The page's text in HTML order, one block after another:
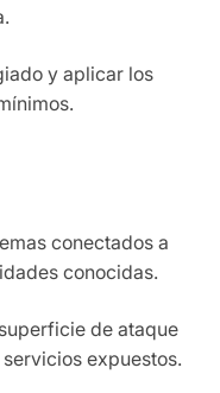
y aplicar los
conectados a
conocidas.
de ataque
expuestos.